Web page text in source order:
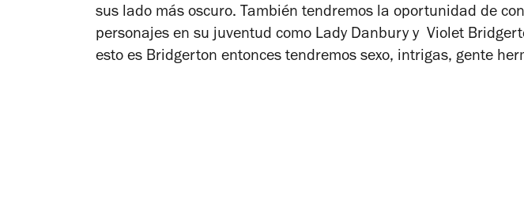
sus lado más oscuro. También tendremos la oportunidad de
personajes en su juventud como Lady Danbury y Violet
esto es Bridgerton entonces tendremos sexo, intrigas, gente